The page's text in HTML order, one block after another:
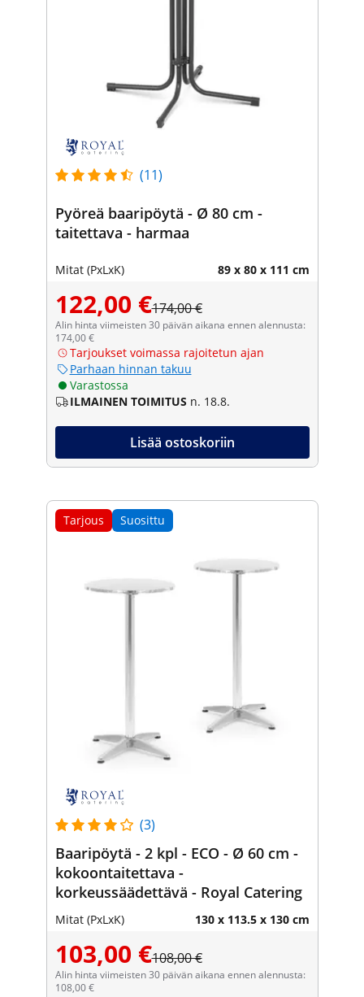
(11)
Pyöreä baaripöytä - Ø 80 cm -
taitettava - harmaa
Mitat (PxLxK) 89 x 80 x 111 cm
122,00 €174,00 €
Alin hinta viimeisten 30 päivän aikana ennen alennusta:
174,00 €
Tarjoukset voimassa rajoitetun ajan
Parhaan hinnan takuu
Varastossa
ILMAINEN TOIMITUS n. 18.8.
Lisää ostoskoriin
Tarjous Suosittu
(3)
Baaripöytä - 2 kpl - ECO - Ø 60 cm -
kokoontaitettava -
korkeussäädettävä - Royal Catering
Mitat (PxLxK) 130 x 113.5 x 130 cm
103,00 €108,00 €
Alin hinta viimeisten 30 päivän aikana ennen alennusta:
108,00 €